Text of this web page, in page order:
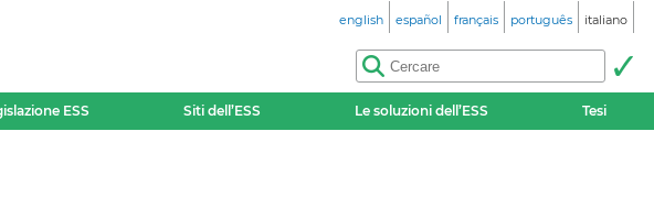
english español français português italiano
ESS Siti dell’ESS Le soluzioni dell’ESS Tesi